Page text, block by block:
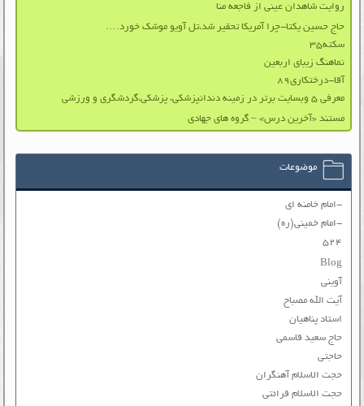
روایت شاهدان عینی از فاجعه منا
حاج حسین یکتا-چرا آمریکا تحقیر شد،تل آویو موشک خورد….
سکته۳۵
نماهنگ زیبای اربعین
آقا-درختکاری۸۹
معرفی ۵ وبسایت برتر در زمینه دندانپزشکی، پزشکی،گردشگری و ورزشی
مستند «آخرین درس» – گروه های جهادی
موضوعات
-امام خامنه ای
-امام خمینی(ره)
۵۲۴
Blog
آوینی
آیت الله مصباح
استاد پناهیان
حاج سعید قاسمی
حاجتی
حجت الاسلام آهنگران
حجت الاسلام قرائتی